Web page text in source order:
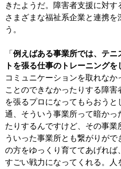
きたようだ。障害者支援に対す
さまざまな福祉系企業と連携を
う。
「 例えばある事業所では、テニ
トを張る仕事のトレーニングを
コミュニケーションを取れなか
ことのできなかったりする障害
を張るプロになってもらおうと
通、そういう事業所って暗かっ
たりするんですけど、その事業
ういった事業所とも繋がりがで
の方をゆっくり育ててあげれば
すごい戦力になってくれる。人